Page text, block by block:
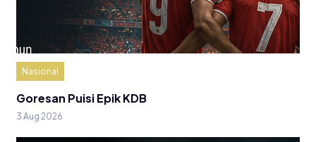
Nasional
Goresan Puisi Epik KDB
3 Aug 2026